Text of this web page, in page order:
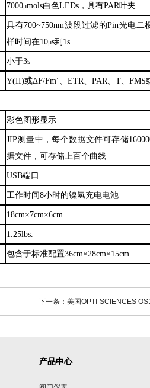
7000μmols白色LEDs，具有PAR叶夹
具有700~750nm波段过滤的Pin光电
样时间在10μs到1s
小于3s
Y(II)或ΔF/Fm´、ETR、PAR、T、FMS
彩色图形显示
JIP测量中，每个数据文件可存储
据文件，可存储上百个曲线
USB端口
工作时间8小时的镍氢充电电池
18cm×7cm×6cm
1.25lbs.
包含于标准配置36cm×28cm×15cm
下一条：美国OPTI-SCIENCES
产品中心